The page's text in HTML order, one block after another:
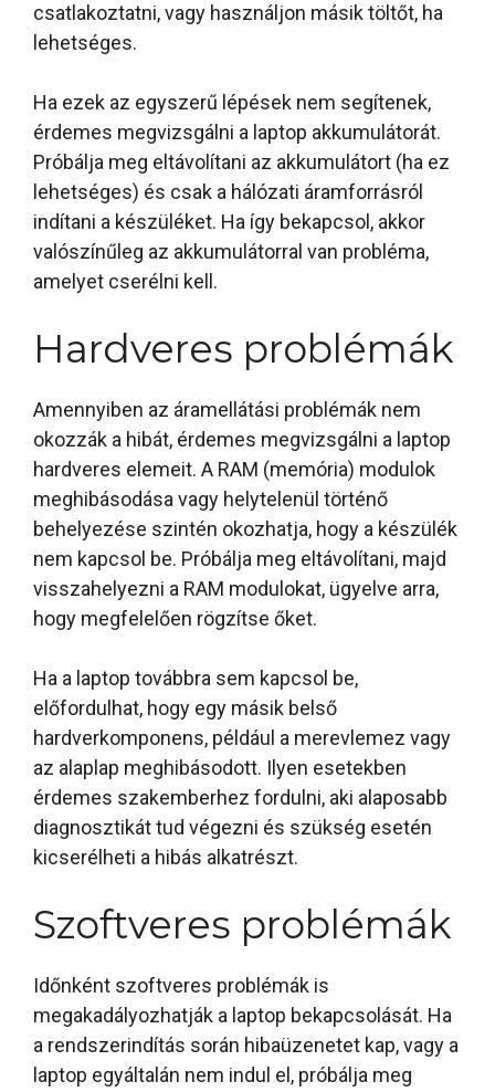
csatlakoztatni, vagy használjon másik töltőt, ha
lehetséges.
Ha ezek az egyszerű lépések nem segítenek,
érdemes megvizsgálni a laptop akkumulátorát.
Próbálja meg eltávolítani az akkumulátort (ha ez
lehetséges) és csak a hálózati áramforrásról
indítani a készüléket. Ha így bekapcsol, akkor
valószínűleg az akkumulátorral van probléma,
amelyet cserélni kell.
Hardveres problémák
Amennyiben az áramellátási problémák nem
okozzák a hibát, érdemes megvizsgálni a laptop
hardveres elemeit. A RAM (memória) modulok
meghibásodása vagy helytelenül történő
behelyezése szintén okozhatja, hogy a készülék
nem kapcsol be. Próbálja meg eltávolítani, majd
visszahelyezni a RAM modulokat, ügyelve arra,
hogy megfelelően rögzítse őket.
Ha a laptop továbbra sem kapcsol be,
előfordulhat, hogy egy másik belső
hardverkomponens, például a merevlemez vagy
az alaplap meghibásodott. Ilyen esetekben
érdemes szakemberhez fordulni, aki alaposabb
diagnosztikát tud végezni és szükség esetén
kicserélheti a hibás alkatrészt.
Szoftveres problémák
Időnként szoftveres problémák is
megakadályozhatják a laptop bekapcsolását. Ha
a rendszerindítás során hibaüzenetet kap, vagy a
laptop egyáltalán nem indul el, próbálja meg